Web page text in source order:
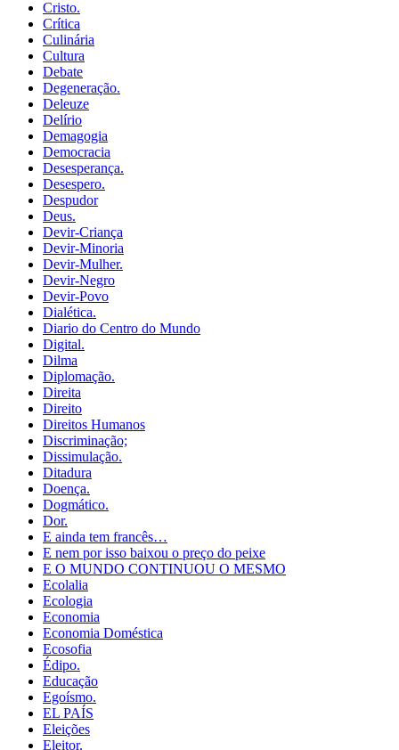
Cristo.
Crítica
Culinária
Cultura
Debate
Degeneração.
Deleuze
Delírio
Demagogia
Democracia
Desesperança.
Desespero.
Despudor
Deus.
Devir-Criança
Devir-Minoria
Devir-Mulher.
Devir-Negro
Devir-Povo
Dialética.
Diario do Centro do Mundo
Digital.
Dilma
Diplomação.
Direita
Direito
Direitos Humanos
Discriminação;
Dissimulação.
Ditadura
Doença.
Dogmático.
Dor.
E ainda tem francês…
E nem por isso baixou o preço do peixe
E O MUNDO CONTINUOU O MESMO
Ecolalia
Ecologia
Economia
Economia Doméstica
Ecosofia
Édipo.
Educação
Egoísmo.
EL PAÍS
Eleições
Eleitor.